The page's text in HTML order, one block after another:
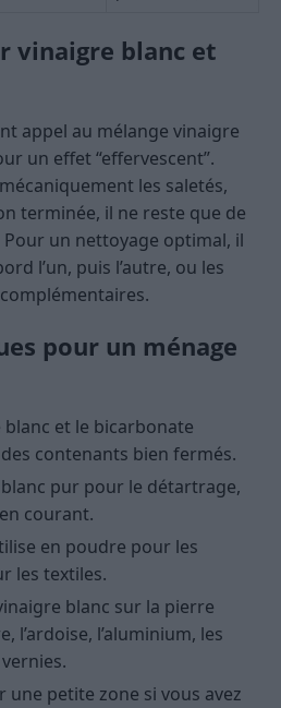
vinaigre blanc et
appel au mélange vinaigre
un effet “effervescent”.
les saletés,
terminée, il ne reste que de
Pour un nettoyage optimal, il
l’un, puis l’autre, ou les
pour un ménage
blanc et le bicarbonate
contenants bien fermés.
pur pour le détartrage,
courant.
en poudre pour les
les textiles.
blanc sur la pierre
l’ardoise, l’aluminium, les
une petite zone si vous avez